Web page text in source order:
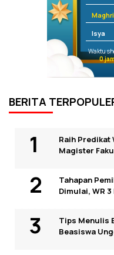
Isya
Waktu
0
BERITA
Raih Predikat
Magister
Tahapan
Dimulai, WR
Tips Menulis
Beasiswa